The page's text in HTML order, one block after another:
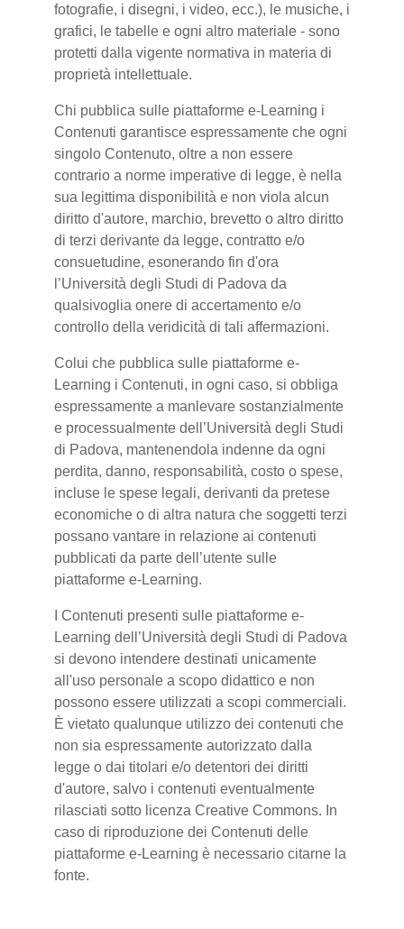
fotografie, i disegni, i video, ecc.), le musiche, i
grafici, le tabelle e ogni altro materiale - sono
protetti dalla vigente normativa in materia di
proprietà intellettuale.
Chi pubblica sulle piattaforme e-Learning i
Contenuti garantisce espressamente che ogni
singolo Contenuto, oltre a non essere
contrario a norme imperative di legge, è nella
sua legittima disponibilità e non viola alcun
diritto d'autore, marchio, brevetto o altro diritto
di terzi derivante da legge, contratto e/o
consuetudine, esonerando fin d'ora
l’Università degli Studi di Padova da
qualsivoglia onere di accertamento e/o
controllo della veridicità di tali affermazioni.
Colui che pubblica sulle piattaforme e-
Learning i Contenuti, in ogni caso, si obbliga
espressamente a manlevare sostanzialmente
e processualmente dell’Università degli Studi
di Padova, mantenendola indenne da ogni
perdita, danno, responsabilità, costo o spese,
incluse le spese legali, derivanti da pretese
economiche o di altra natura che soggetti terzi
possano vantare in relazione ai contenuti
pubblicati da parte dell’utente sulle
piattaforme e-Learning.
I Contenuti presenti sulle piattaforme e-
Learning dell’Università degli Studi di Padova
si devono intendere destinati unicamente
all'uso personale a scopo didattico e non
possono essere utilizzati a scopi commerciali.
È vietato qualunque utilizzo dei contenuti che
non sia espressamente autorizzato dalla
legge o dai titolari e/o detentori dei diritti
d'autore, salvo i contenuti eventualmente
rilasciati sotto licenza Creative Commons. In
caso di riproduzione dei Contenuti delle
piattaforme e-Learning è necessario citarne la
fonte.